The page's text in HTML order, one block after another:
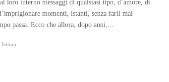
loro interno messaggi di qualsiasi tipo, d’amore, di
momenti, istanti, senza farli mai
passa. Ecco che allora, dopo anni,...
lettura